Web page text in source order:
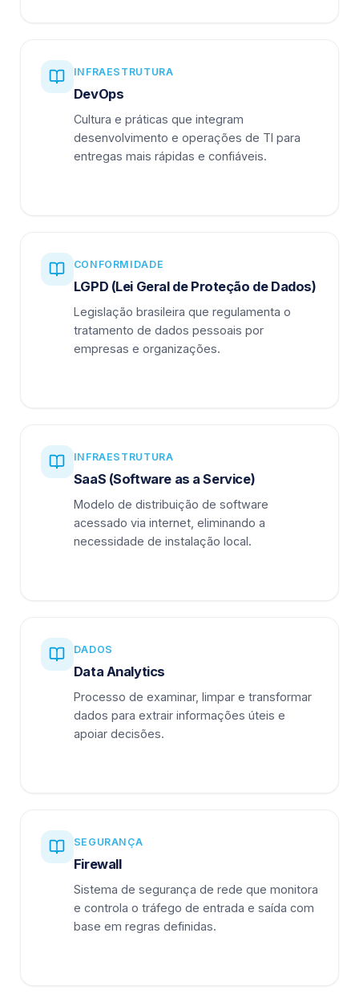
INFRAESTRUTURA
DevOps
Cultura e práticas que integram
desenvolvimento e operações de TI para
entregas mais rápidas e confiáveis.
CONFORMIDADE
LGPD (Lei Geral de Proteção de Dados)
Legislação brasileira que regulamenta o
tratamento de dados pessoais por
empresas e organizações.
INFRAESTRUTURA
SaaS (Software as a Service)
Modelo de distribuição de software
acessado via internet, eliminando a
necessidade de instalação local.
DADOS
Data Analytics
Processo de examinar, limpar e transformar
dados para extrair informações úteis e
apoiar decisões.
SEGURANÇA
Firewall
Sistema de segurança de rede que monitora
e controla o tráfego de entrada e saída com
base em regras definidas.